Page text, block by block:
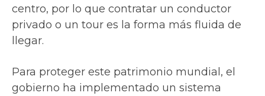
centro, por lo que contratar un conductor
privado o un tour es la forma más fluida de
llegar.
Para proteger este patrimonio mundial, el
gobierno ha implementado un sistema